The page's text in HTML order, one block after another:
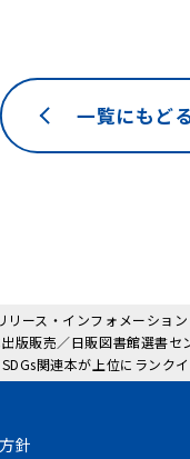
一覧にもど
リース・インフォメーション
版販売／日販図書館選書セ
関連本が上位にランク
針